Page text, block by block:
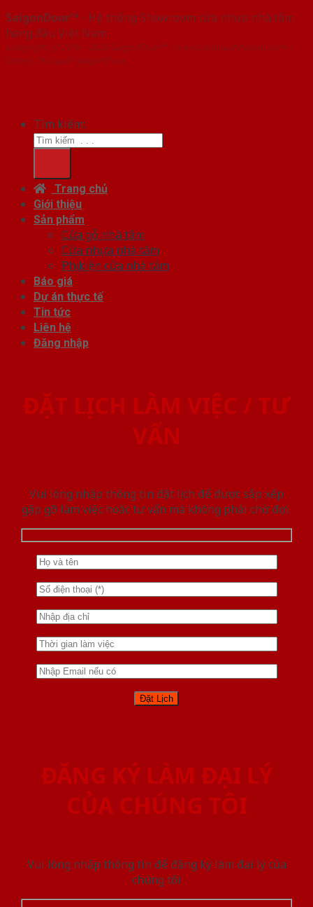
SaigonDoor™ - Hệ thống Showroom cửa nhựa nhà tắm
hàng đầu Việt Nam
Copyright ⓒ 2016 – 2026 SaigonDoor™ - www.cuanhuanhatam.com |
Đơn vị chủ quản SaigonDoor
Tìm kiếm:
Trang chủ
Giới thiệu
Sản phẩm
Cửa gỗ nhà tắm
Cửa nhựa nhà tắm
Phụ kiện cửa nhà tắm
Báo giá
Dự án thực tế
Tin tức
Liên hệ
Đăng nhập
ĐẶT LỊCH LÀM VIỆC / TƯ
VẤN
Vui lòng nhập thông tin đặt lịch để được sắp xếp
gặp gỡ làm việc hoăc tư vấn mà không phải chờ đợi.
ĐĂNG KÝ LÀM ĐẠI LÝ
CỦA CHÚNG TÔI
Vui lòng nhập thông tin để đăng ký làm đại lý của
chúng tôi